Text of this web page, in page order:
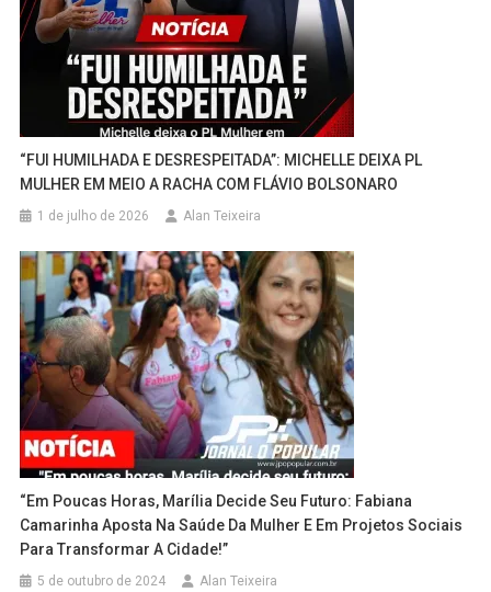
“FUI HUMILHADA E DESRESPEITADA”: MICHELLE DEIXA PL
MULHER EM MEIO A RACHA COM FLÁVIO BOLSONARO
1 de julho de 2026 Alan Teixeira
“Em Poucas Horas, Marília Decide Seu Futuro: Fabiana
Camarinha Aposta Na Saúde Da Mulher E Em Projetos Sociais
Para Transformar A Cidade!”
5 de outubro de 2024 Alan Teixeira